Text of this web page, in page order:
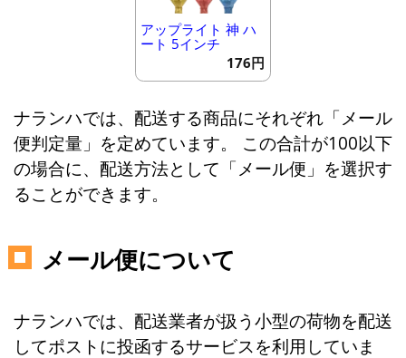
アップライト 神 ハ
ート 5インチ
176円
ナランハでは、配送する商品にそれぞれ「メール
便判定量」を定めています。 この合計が100以下
の場合に、配送方法として「メール便」を選択す
ることができます。
メール便について
ナランハでは、配送業者が扱う小型の荷物を配送
してポストに投函するサービスを利用していま